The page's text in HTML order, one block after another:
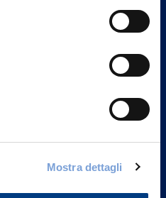
Mostra dettagli